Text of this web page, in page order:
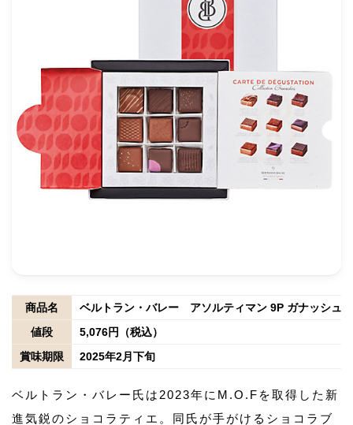
商品名
ベルトラン・バレー アソルティマン 9P ガナッシュ
値段
5,076円（税込）
賞味期限
2025年2月下旬
ベルトラン・バレー氏は2023年にM.O.Fを取得した新
進気鋭のショコラティエ。同氏が手がけるショコラブ